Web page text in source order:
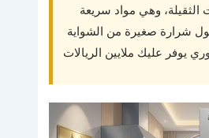
الثقيلة، وهي مواد سريعة
شرارة صغيرة من الشواية
يوفر عليك ملايين الريالات